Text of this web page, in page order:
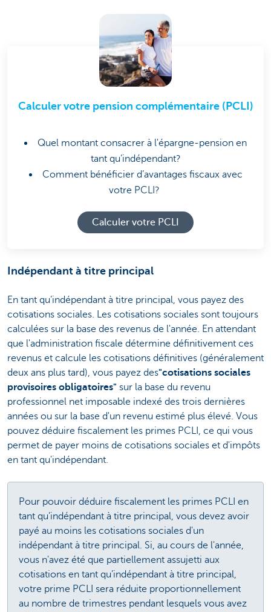
Calculer votre pension complémentaire (PCLI)
Quel montant consacrer à l'épargne-pension en
tant qu’indépendant?
Comment bénéficier d’avantages fiscaux avec
votre PCLI?
Calculer votre PCLI
Indépendant à titre principal
En tant qu’indépendant à titre principal, vous payez des
cotisations sociales. Les cotisations sociales sont toujours
calculées sur la base des revenus de l'année. En attendant
que l'administration fiscale détermine définitivement ces
revenus et calcule les cotisations définitives (généralement
deux ans plus tard), vous payez des"cotisations sociales
provisoires obligatoires" sur la base du revenu
professionnel net imposable indexé des trois dernières
années ou sur la base d'un revenu estimé plus élevé. Vous
pouvez déduire fiscalement les primes PCLI, ce qui vous
permet de payer moins de cotisations sociales et d'impôts
en tant qu'indépendant.
Pour pouvoir déduire fiscalement les primes PCLI en
tant qu’indépendant à titre principal, vous devez avoir
payé au moins les cotisations sociales d'un
indépendant à titre principal. Si, au cours de l'année,
vous n'avez été que partiellement assujetti aux
cotisations en tant qu’indépendant à titre principal,
votre prime PCLI sera réduite proportionnellement
au nombre de trimestres pendant lesquels vous avez